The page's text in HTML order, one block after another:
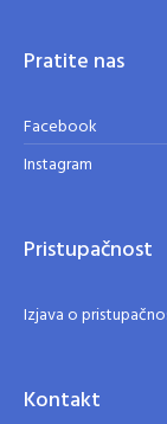
Pratite nas
Facebook
Instagram
Pristupačnost
Izjava o
Kontakt